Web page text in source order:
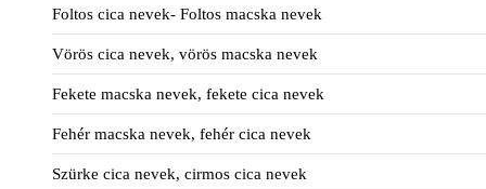
Foltos cica nevek- Foltos macska nevek
Vörös cica nevek, vörös macska nevek
Fekete macska nevek, fekete cica nevek
Fehér macska nevek, fehér cica nevek
Szürke cica nevek, cirmos cica nevek